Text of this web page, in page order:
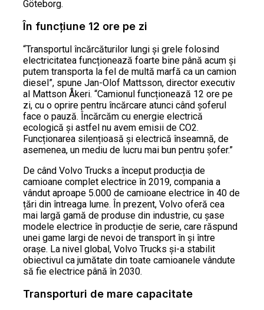
Göteborg.
În funcțiune 12 ore pe zi
“Transportul încărcăturilor lungi și grele folosind
electricitatea funcționează foarte bine până acum și
putem transporta la fel de multă marfă ca un camion
diesel”, spune Jan-Olof Mattsson, director executiv
al Mattson Åkeri. “Camionul funcționează 12 ore pe
zi, cu o oprire pentru încărcare atunci când șoferul
face o pauză. Încărcăm cu energie electrică
ecologică și astfel nu avem emisii de CO2.
Funcționarea silențioasă și electrică înseamnă, de
asemenea, un mediu de lucru mai bun pentru șofer.”
De când Volvo Trucks a început producția de
camioane complet electrice în 2019, compania a
vândut aproape 5.000 de camioane electrice în 40 de
țări din întreaga lume. În prezent, Volvo oferă cea
mai largă gamă de produse din industrie, cu șase
modele electrice în producție de serie, care răspund
unei game largi de nevoi de transport în și între
orașe. La nivel global, Volvo Trucks și-a stabilit
obiectivul ca jumătate din toate camioanele vândute
să fie electrice până în 2030.
Transporturi de mare capacitate